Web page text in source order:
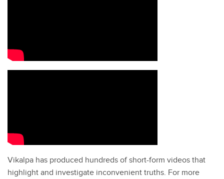
Vikalpa has produced hundreds of short-form videos that
highlight and investigate inconvenient truths. For more